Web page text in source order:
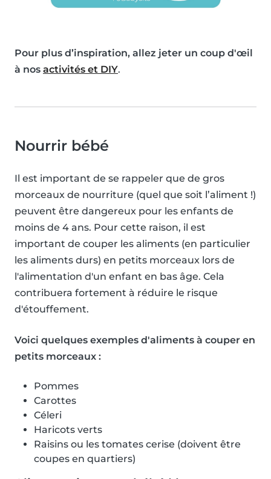
Pour plus d’inspiration, allez jeter un coup d'œil
à nos activités et DIY.
Nourrir bébé
Il est important de se rappeler que de gros
morceaux de nourriture (quel que soit l’aliment !)
peuvent être dangereux pour les enfants de
moins de 4 ans. Pour cette raison, il est
important de couper les aliments (en particulier
les aliments durs) en petits morceaux lors de
l'alimentation d'un enfant en bas âge. Cela
contribuera fortement à réduire le risque
d'étouffement.
Voici quelques exemples d'aliments à couper en
petits morceaux :
Pommes
Carottes
Céleri
Haricots verts
Raisins ou les tomates cerise (doivent être
coupes en quartiers)